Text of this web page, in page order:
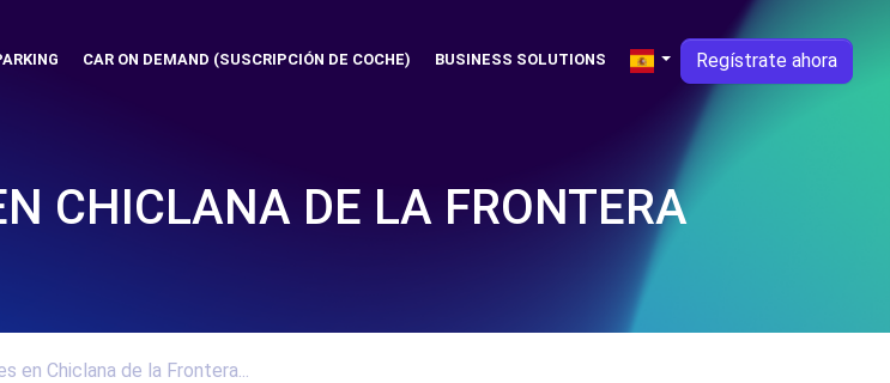
CAR ON DEMAND (SUSCRIPCIÓN DE COCHE) BUSINESS SOLUTIONS Regístrate ahora
CHICLANA DE LA FRONTERA
en Chiclana de la Frontera...